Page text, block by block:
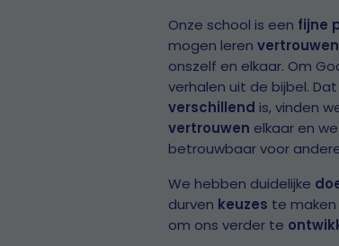
Onze school is een fijne
mogen leren vertrouwen
onszelf en elkaar. Om
verhalen uit de bijbel.
verschillend is, vinden
vertrouwen elkaar en
betrouwbaar voor
We hebben duidelijke
durven keuzes te
om ons verder te